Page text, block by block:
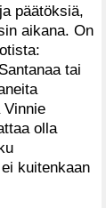
päätöksiä,
aikana. On
tai
olla
kuitenkaan